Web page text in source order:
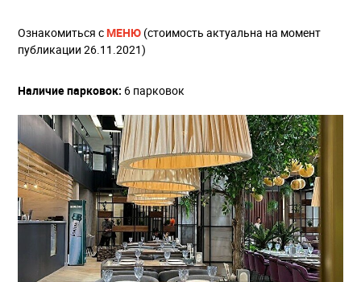
Ознакомиться сМЕНЮ (стоимость актуальна на момент
публикации 26.11.2021)
Наличие парковок: 6 парковок